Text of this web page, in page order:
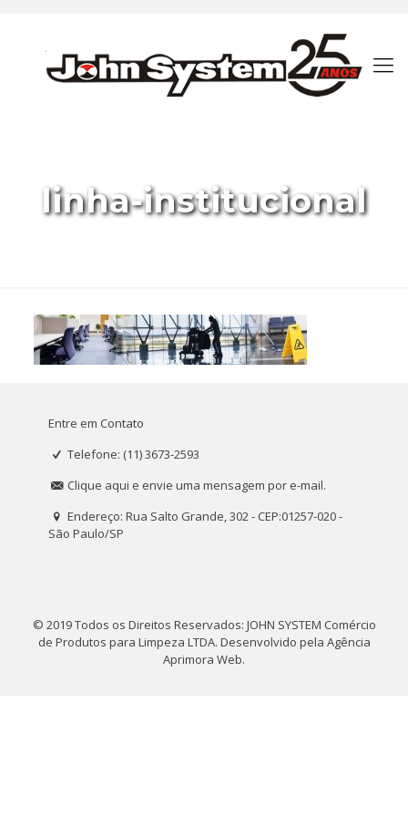
linha-institucional
Entre em Contato
Telefone: (11) 3673-2593
Clique aqui e envie uma mensagem por e-mail.
Endereço: Rua Salto Grande, 302 - CEP:01257-020 -
São Paulo/SP
© 2019 Todos os Direitos Reservados: JOHN SYSTEM Comércio
de Produtos para Limpeza LTDA. Desenvolvido pela Agência
Aprimora Web.